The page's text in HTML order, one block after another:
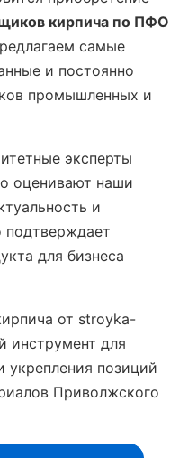
кирпича по ПФО
самые
и постоянно
промышленных и
эксперты
оценивают наши
и
подтверждает
для бизнеса
от stroyka-
инструмент для
укрепления позиций
Приволжского